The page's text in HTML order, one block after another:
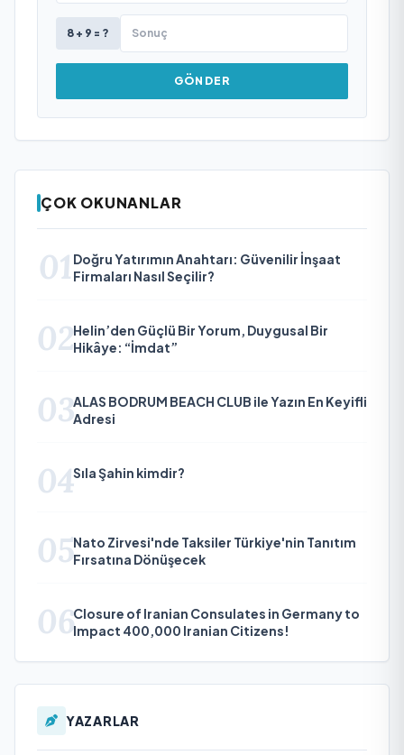
8 + 9 = ?
GÖNDER
ÇOK OKUNANLAR
01 Doğru Yatırımın Anahtarı: Güvenilir İnşaat
Firmaları Nasıl Seçilir?
02Helin’den Güçlü Bir Yorum, Duygusal Bir
Hikâye: “İmdat”
03ALAS BODRUM BEACH CLUB ile Yazın En Keyifli
Adresi
04Sıla Şahin kimdir?
05Nato Zirvesi'nde Taksiler Türkiye'nin Tanıtım
Fırsatına Dönüşecek
06Closure of Iranian Consulates in Germany to
Impact 400,000 Iranian Citizens!
YAZARLAR